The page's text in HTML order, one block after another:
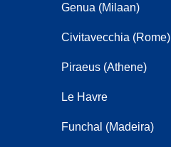
Genua (Milaan)
Civitavecchia (Rome)
Piraeus (Athene)
Le Havre
Funchal (Madeira)